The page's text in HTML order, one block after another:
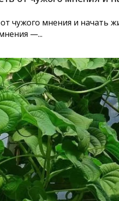
от чужого мнения и начать
—...